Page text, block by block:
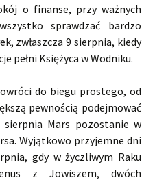
o finanse, przy ważnych
sprawdzać bardzo
zwłaszcza 9 sierpnia, kiedy
pełni Księżyca w Wodniku.
do biegu prostego, od
pewnością podejmować
sierpnia Mars pozostanie w
Wyjątkowo przyjemne dni
gdy w życzliwym Raku
z Jowiszem, dwóch